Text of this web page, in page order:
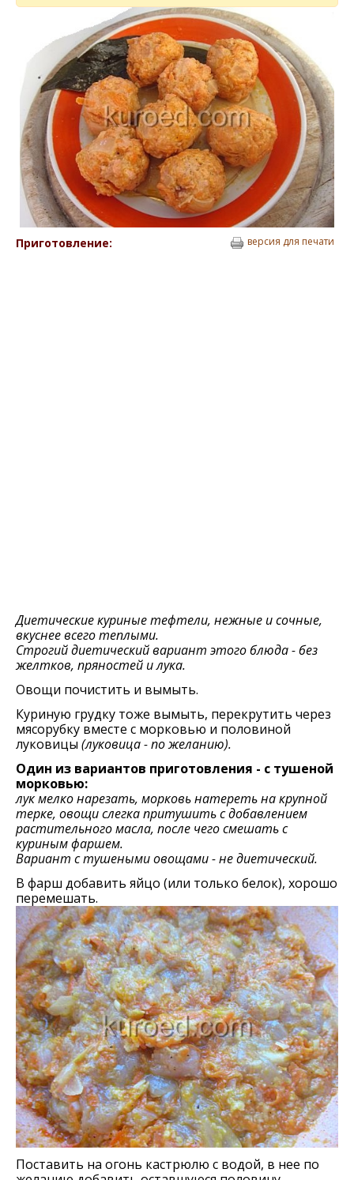
Приготовление: версия для печати
Диетические куриные тефтели, нежные и сочные,
вкуснее всего теплыми.
Строгий диетический вариант этого блюда - без
желтков, пряностей и лука.
Овощи почистить и вымыть.
Куриную грудку тоже вымыть, перекрутить через
мясорубку вместе с морковью и половиной
луковицы (луковица - по желанию).
Один из вариантов приготовления - с тушеной
морковью:
лук мелко нарезать, морковь натереть на крупной
терке, овощи слегка притушить с добавлением
растительного масла, после чего смешать с
куриным фаршем.
Вариант с тушеными овощами - не диетический.
В фарш добавить яйцо (или только белок), хорошо
перемешать.
Поставить на огонь кастрюлю с водой, в нее по